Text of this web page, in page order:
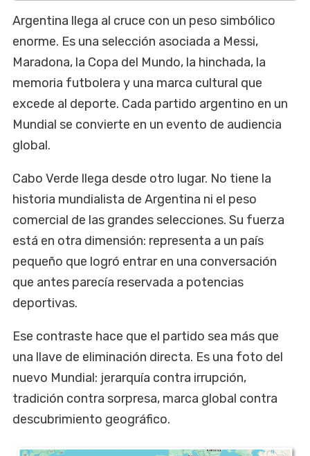
Argentina llega al cruce con un peso simbólico
enorme. Es una selección asociada a Messi,
Maradona, la Copa del Mundo, la hinchada, la
memoria futbolera y una marca cultural que
excede al deporte. Cada partido argentino en un
Mundial se convierte en un evento de audiencia
global.
Cabo Verde llega desde otro lugar. No tiene la
historia mundialista de Argentina ni el peso
comercial de las grandes selecciones. Su fuerza
está en otra dimensión: representa a un país
pequeño que logró entrar en una conversación
que antes parecía reservada a potencias
deportivas.
Ese contraste hace que el partido sea más que
una llave de eliminación directa. Es una foto del
nuevo Mundial: jerarquía contra irrupción,
tradición contra sorpresa, marca global contra
descubrimiento geográfico.